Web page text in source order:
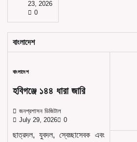
23, 2026
0
বাংলাদেশ
বাংলাদেশ
হবিগঞ্জে ১৪৪ ধারা জারি
জনপ্রশাসন ডিজিটাল
July 29, 2026
0
ছাত্রদল, যুবদল, স্বেচ্ছাসেবক এবং